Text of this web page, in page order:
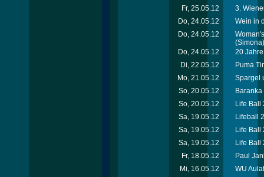
Fr, 25.05.12
3.
Do, 24.05.12
Wein in
Do, 24.05.12
(Simona)
Do, 24.05.12
20
Di, 22.05.12
Puma
Mo, 21.05.12
Spargel
So, 20.05.12
So, 20.05.12
Life Ball
Sa, 19.05.12
Lifeball
Sa, 19.05.12
Life Ball
Sa, 19.05.12
Life Ball
Fr, 18.05.12
Paul
Mi, 16.05.12
WU